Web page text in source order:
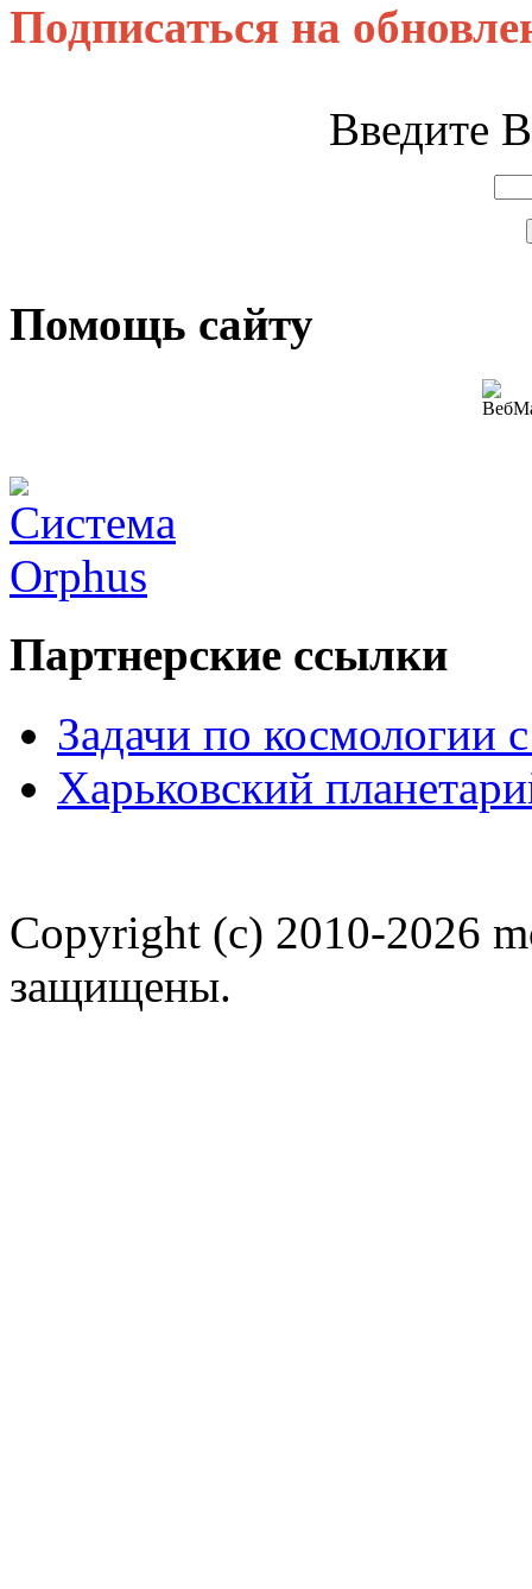
Подписаться на
Введите
Помощь сайту
Партнерские ссылки
Задачи по космологии
Харьковский
Copyright (c) 2010-2026
защищены.